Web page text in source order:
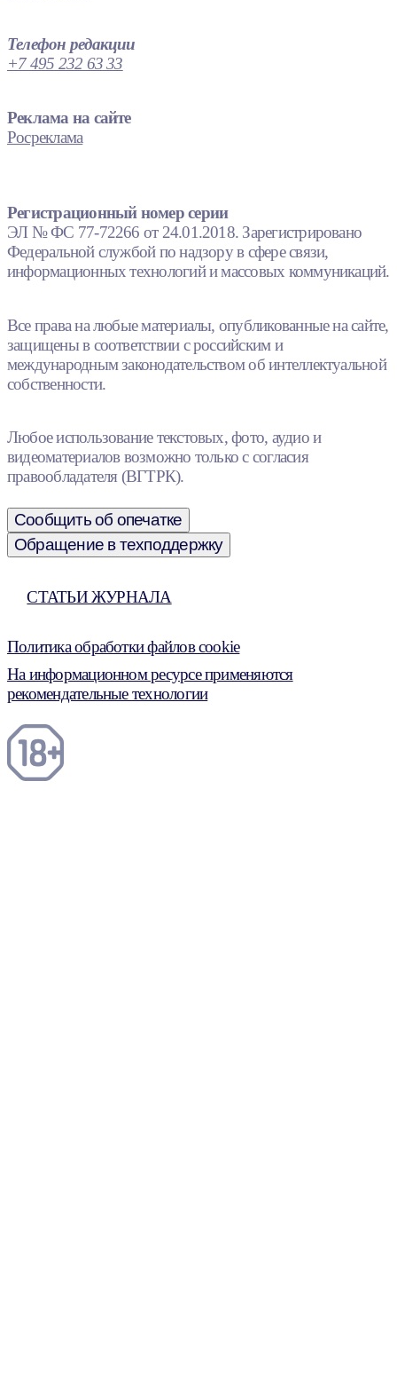
Телефон редакции
+7 495 232 63 33
Реклама на сайте
Росреклама
Регистрационный номер серии
ЭЛ № ФС 77-72266 от 24.01.2018. Зарегистрировано
Федеральной службой по надзору в сфере связи,
информационных технологий и массовых коммуникаций.
Все права на любые материалы, опубликованные на сайте,
защищены в соответствии с российским и
международным законодательством об интеллектуальной
собственности.
Любое использование текстовых, фото, аудио и
видеоматериалов возможно только с согласия
правообладателя (ВГТРК).
Сообщить об опечатке
Обращение в техподдержку
СТАТЬИ ЖУРНАЛА
Политика обработки файлов cookie
На информационном ресурсе применяются
рекомендательные технологии